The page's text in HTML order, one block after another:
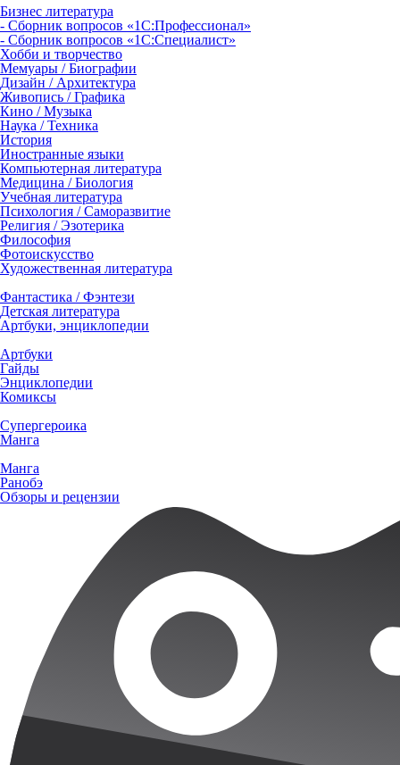
Бизнес литература
- Сборник вопросов «1С:Профессионал»
- Сборник вопросов «1С:Специалист»
Хобби и творчество
Мемуары / Биографии
Дизайн / Архитектура
Живопись / Графика
Кино / Музыка
Наука / Техника
История
Иностранные языки
Компьютерная литература
Медицина / Биология
Учебная литература
Психология / Саморазвитие
Религия / Эзотерика
Философия
Фотоискусство
Художественная литература
Фантастика / Фэнтези
Детская литература
Артбуки, энциклопедии
Артбуки
Гайды
Энциклопедии
Комиксы
Супергероика
Манга
Манга
Ранобэ
Обзоры и рецензии